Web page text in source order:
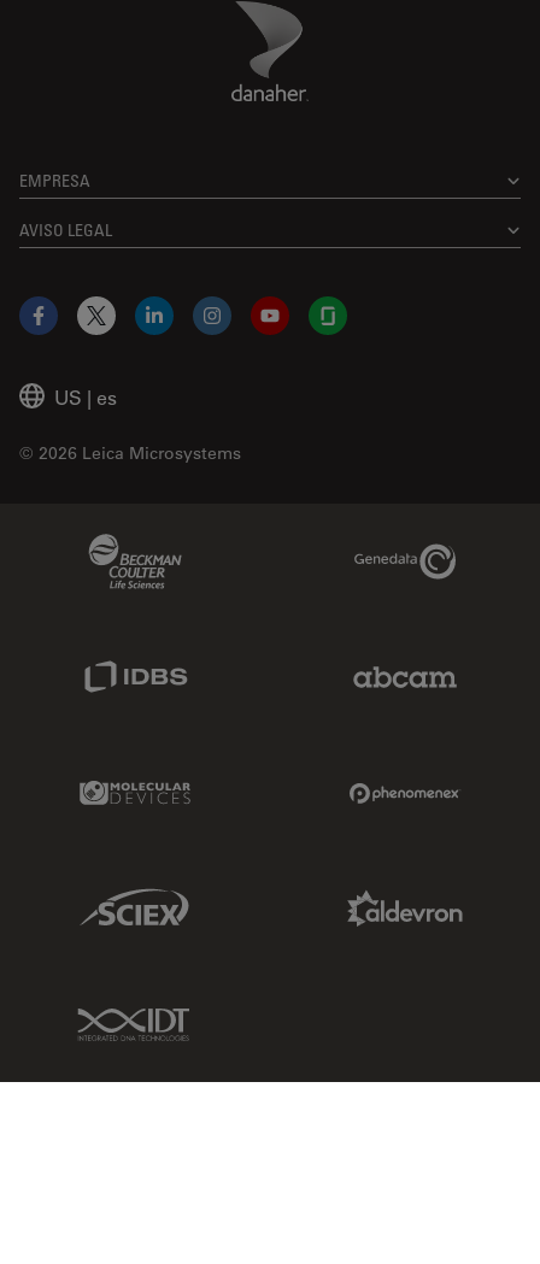
Danaher Logo
EMPRESA
AVISO LEGAL
US | es
© 2026 Leica Microsystems
Facebook
X LinkedInInstagramYouTubeGlassdoor
Genedata Link
Molecular Devices Link
Sciex Link
IDT Link